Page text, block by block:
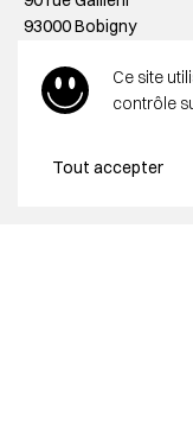
93000 Bobigny
Ouvert du lundi au
09h00 à 19h00
Ce site
contrôle
Tout accepter